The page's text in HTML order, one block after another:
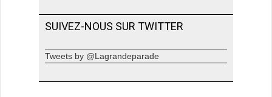
SUIVEZ-NOUS SUR TWITTER
Tweets by @Lagrandeparade